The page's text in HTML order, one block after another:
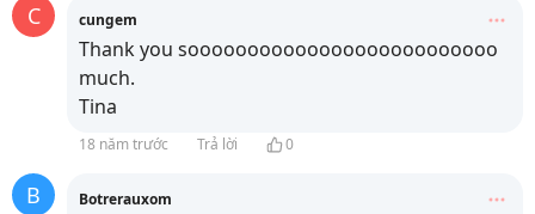
C cungem
Thank you soooooooooooooooooooooooooo
much.
Tina
18 năm trước Trả lời 0
B Botrerauxom